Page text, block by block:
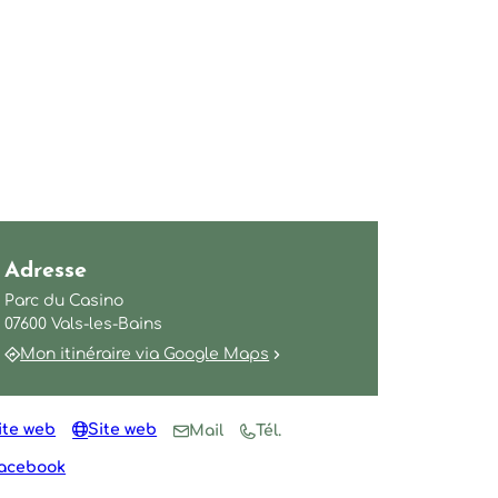
Adresse
Parc du Casino
07600 Vals-les-Bains
Mon itinéraire via Google Maps
web Site web Mail Tél.